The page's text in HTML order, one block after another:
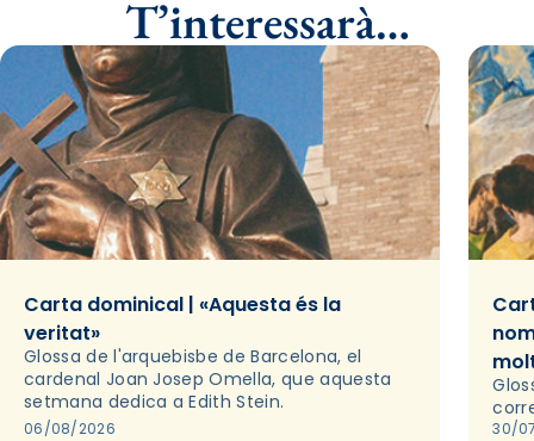
T’interessarà…
Carta dominical | «Aquesta és la
veritat»
Glossa de l'arquebisbe de Barcelona, el
cardenal Joan Josep Omella, que aquesta
setmana dedica a Edith Stein.
06/08/2026 30/